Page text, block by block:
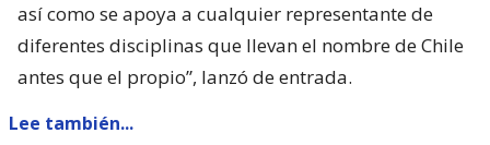
así como se apoya a cualquier representante de
diferentes disciplinas que llevan el nombre de Chile
antes que el propio”, lanzó de entrada.
Lee también...